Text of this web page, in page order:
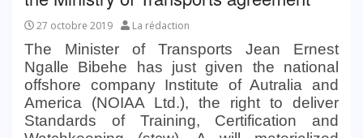
27 octobre 2019 La rédaction
The Minister of Transports Jean Ernest
Ngalle Bibehe has just given the national
offshore company Institute of Autralia and
America (NOIAA Ltd.), the right to deliver
Standards of Training, Certification and